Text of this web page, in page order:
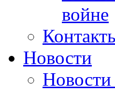
войне
Новости